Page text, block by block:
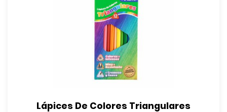
Lápices De Colores Triangulares